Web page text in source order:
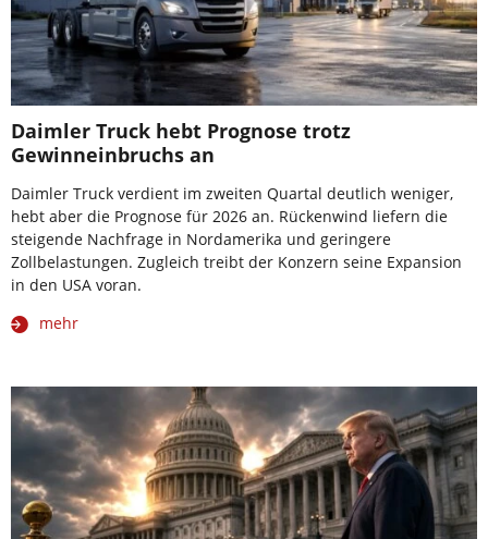
Daimler Truck hebt Prognose trotz
Gewinneinbruchs an
Daimler Truck verdient im zweiten Quartal deutlich weniger,
hebt aber die Prognose für 2026 an. Rückenwind liefern die
steigende Nachfrage in Nordamerika und geringere
Zollbelastungen. Zugleich treibt der Konzern seine Expansion
in den USA voran.
mehr